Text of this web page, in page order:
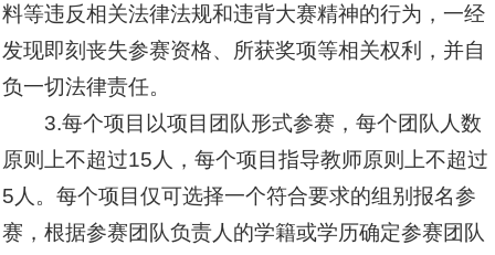
料等违反相关法律法规和违背大赛精神的行为，一经
发现即刻丧失参赛资格、所获奖项等相关权利，并自
负一切法律责任。
3.每个项目以项目团队形式参赛，每个团队人数
原则上不超过15人，每个项目指导教师原则上不超过
5人。每个项目仅可选择一个符合要求的组别报名参
赛，根据参赛团队负责人的学籍或学历确定参赛团队